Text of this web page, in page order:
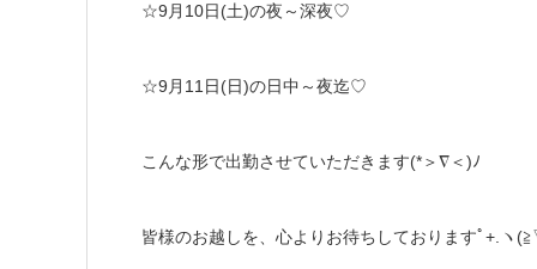
☆9月10日(土)の夜～深夜♡
☆9月11日(日)の日中～夜迄♡
こんな形で出勤させていただきます(*＞∇＜)ﾉ
皆様のお越しを、心よりお待ちしておりますﾟ+.ヽ